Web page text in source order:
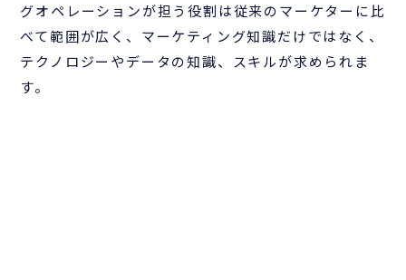
グオペレーションが担う役割は従来のマーケターに比
べて範囲が広く、マーケティング知識だけではなく、
テクノロジーやデータの知識、スキルが求められま
す。